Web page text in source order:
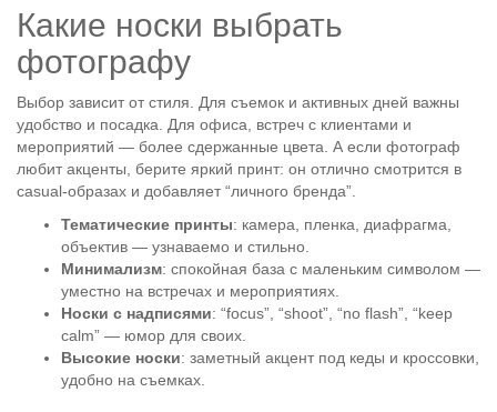
Какие носки выбрать
фотографу
Выбор зависит от стиля. Для съемок и активных дней важны
удобство и посадка. Для офиса, встреч с клиентами и
мероприятий — более сдержанные цвета. А если фотограф
любит акценты, берите яркий принт: он отлично смотрится в
casual-образах и добавляет “личного бренда”.
Тематические принты: камера, пленка, диафрагма,
объектив — узнаваемо и стильно.
Минимализм: спокойная база с маленьким символом —
уместно на встречах и мероприятиях.
Носки с надписями: “focus”, “shoot”, “no flash”, “keep
calm” — юмор для своих.
Высокие носки: заметный акцент под кеды и кроссовки,
удобно на съемках.